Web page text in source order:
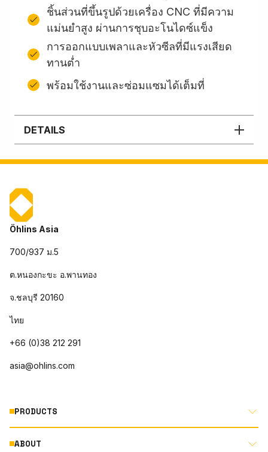
ชิ้นส่วนที่ขึ้นรูปด้วยเครื่อง CNC ที่มีความ
แม่นยำสูง ผ่านการชุบอะโนไดซ์แข็ง
การออกแบบเพลาและหัวซีลที่มีแรงเสียด
ทานต่ำ
พร้อมใช้งานและซ่อมแซมได้เต็มที่
DETAILS
Öhlins Asia
700/937 ม.5
ต.หนองกะขะ อ.พานทอง
จ.ชลบุรี 20160
ไทย
+66 (0)38 212 291
asia@ohlins.com
PRODUCTS
MOTORCYCLE
ABOUT